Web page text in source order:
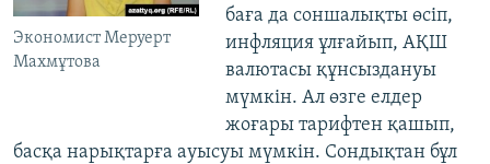
Экономист Меруерт
Махмұтова
баға да соншалықты өсіп,
инфляция ұлғайып, АҚШ
валютасы құнсыздануы
мүмкін. Ал өзге елдер
жоғары тарифтен қашып,
басқа нарықтарға ауысуы мүмкін. Сондықтан бұл